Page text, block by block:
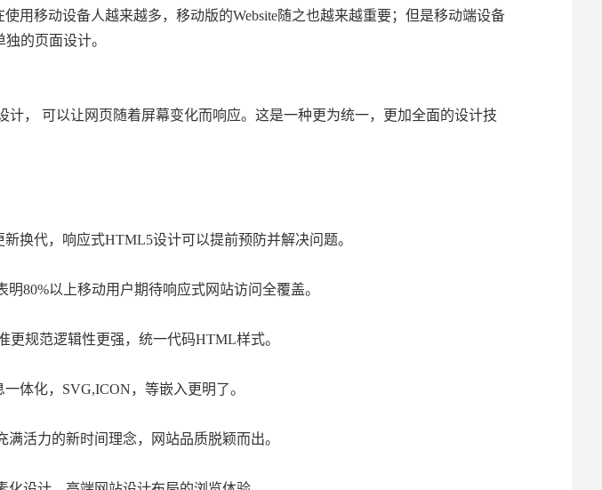
用移动设备人越来越多，移动版的Website随之也越来越重要；但是移动端设备
的页面设计。
， 可以让网页随着屏幕变化而响应。这是一种更为统一，更加全面的设计技
换代，响应式HTML5设计可以提前预防并解决问题。
80%以上移动用户期待响应式网站访问全覆盖。
规范逻辑性更强，统一代码HTML样式。
体化，SVG,ICON，等嵌入更明了。
活力的新时间理念，网站品质脱颖而出。